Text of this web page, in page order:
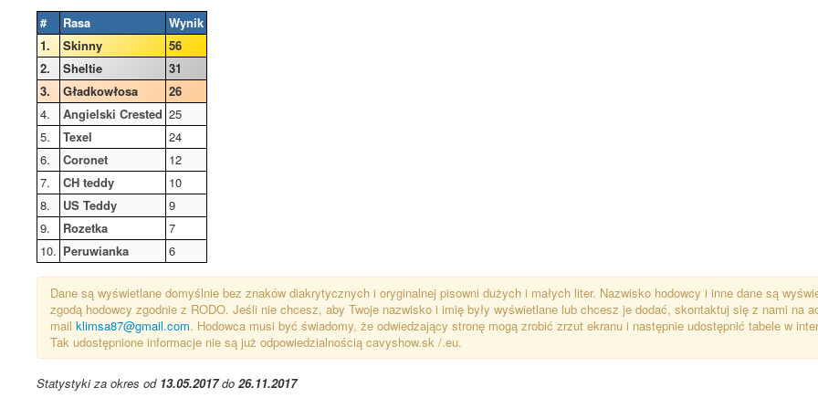
#
Rasa
Wynik
1.
Skinny
56
2.
Sheltie
31
3.
Gładkowłosa
26
4.
Angielski Crested 25
5.
Texel
24
6.
Coronet
12
7.
CH teddy
10
8.
US Teddy
9
9.
Rozetka
7
10. Peruwianka 6
Dane są wyświetlane domyślnie bez znaków diakrytycznych i oryginalnej pisowni dużych i małych liter. Nazwisko hodowcy i inne dane są
zgodą hodowcy zgodnie z RODO. Jeśli nie chcesz, aby Twoje nazwisko i imię były wyświetlane lub chcesz je dodać, skontaktuj się z nami na
mail klimsa87@gmail.com. Hodowca musi być świadomy, że odwiedzający stronę mogą zrobić zrzut ekranu i następnie udostępnić tabele w
Tak udostępnione informacje nie są już odpowiedzialnością cavyshow.sk /.eu.
Statystyki za okres od 13.05.2017do 26.11.2017